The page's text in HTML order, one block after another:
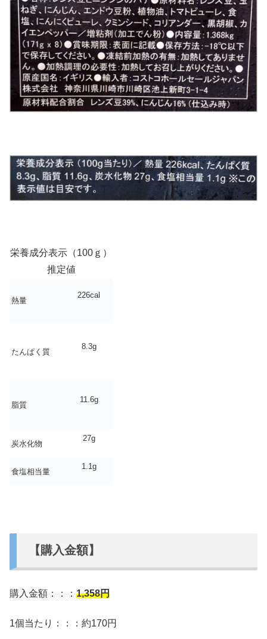
栄養成分表示（100ｇ）
推定値
熱量
226cal
たんぱく質
8.3g
脂質
11.6g
炭水化物
27g
食塩相当量
1.1g
【購入金額】
購入金額：：： 1,358円
1個当たり：：：約170円